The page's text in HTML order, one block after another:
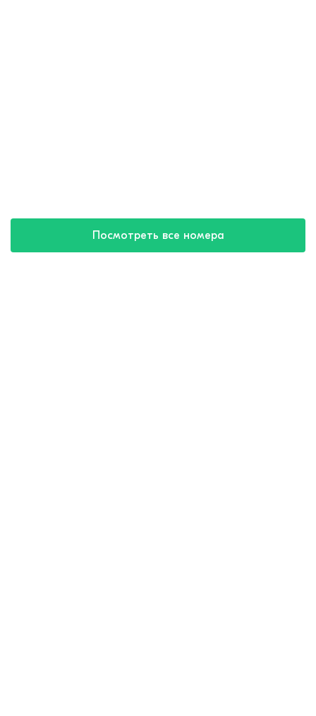
Посмотреть все номера